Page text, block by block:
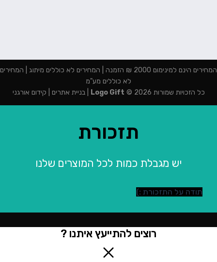
המחירים הינם למינימום 2000 ₪ הזמנה | המחירים לא כוללים מיתוג | המחירים
לא כוללים מע"מ
כל הזכויות שמורות 2026 ©
Logo Gift
|בניית אתרים קידום אורגני
תזכורת
יש מגבלת כמות לכל המוצרים שלנו
תודה על התזכורת :)
רוצים להתייעץ איתנו ?